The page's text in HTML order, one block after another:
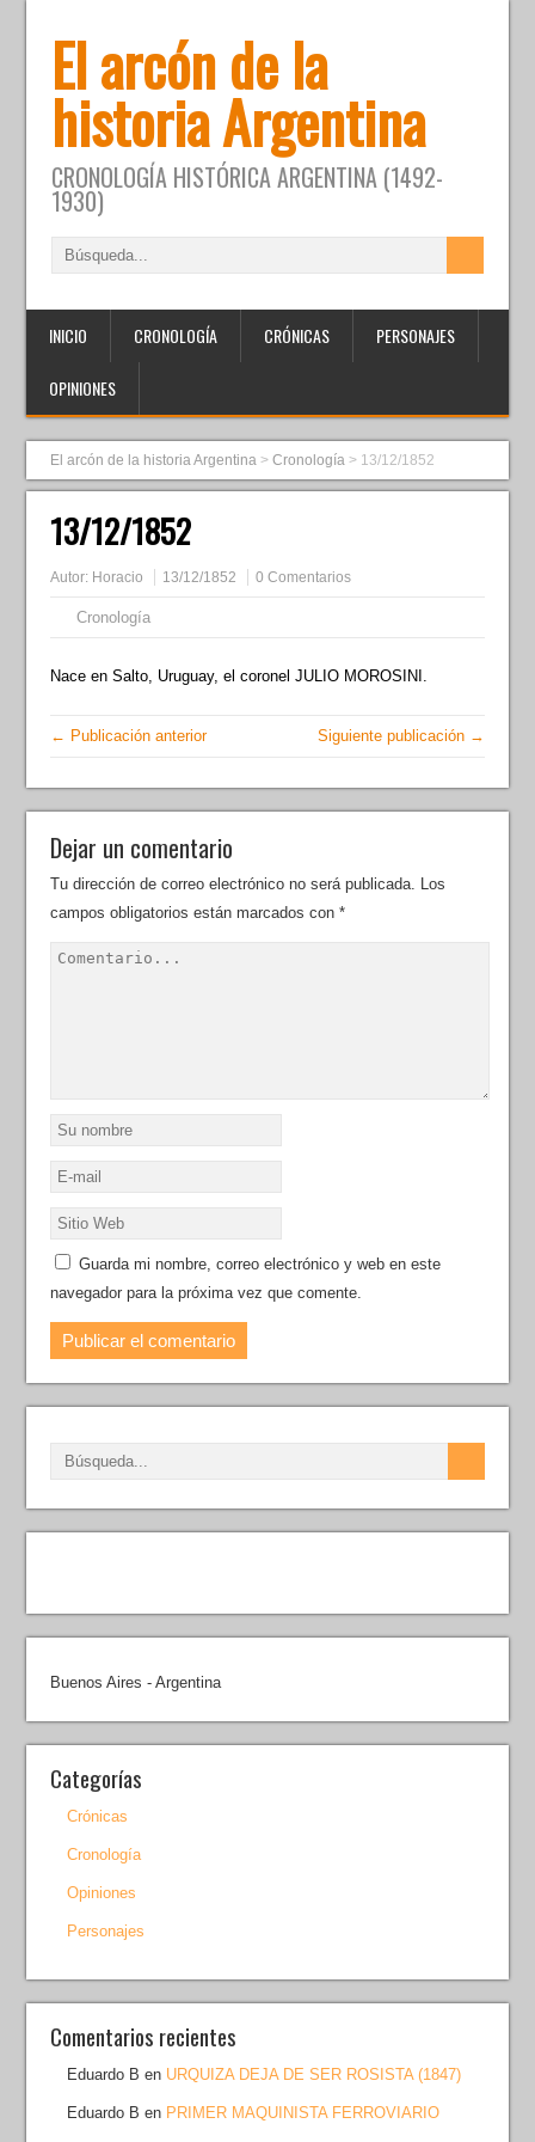
El arcón de la
historia Argentina
CRONOLOGÍA HISTÓRICA ARGENTINA (1492-
1930)
INICIO CRONOLOGÍA CRÓNICAS PERSONAJES
OPINIONES
El arcón de la historia Argentina >Cronología > 13/12/1852
13/12/1852
Autor: Horacio 13/12/1852 0 Comentarios
Cronología
Nace en Salto, Uruguay, el coronel JULIO MOROSINI.
← Publicación anterior Siguiente publicación →
Dejar un comentario
Tu dirección de correo electrónico no será publicada. Los
campos obligatorios están marcados con*
Guarda mi nombre, correo electrónico y web en este
navegador para la próxima vez que comente.
Buenos Aires - Argentina
Categorías
Crónicas
Cronología
Opiniones
Personajes
Comentarios recientes
Eduardo B en URQUIZA DEJA DE SER ROSISTA (1847)
Eduardo B en PRIMER MAQUINISTA FERROVIARIO